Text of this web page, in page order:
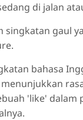
di jalan
singkatan gaul
bahasa
'like' dalam